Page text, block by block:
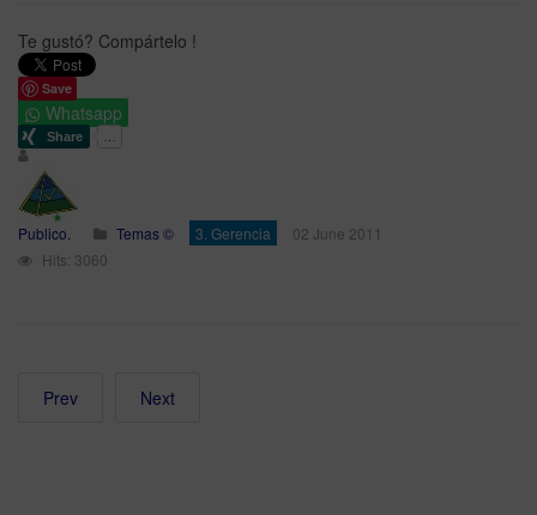
Te gustó? Compártelo !
Save
Whatsapp
Publico. Temas © 3. Gerencia
02 June 2011
Hits: 3060
Prev Next